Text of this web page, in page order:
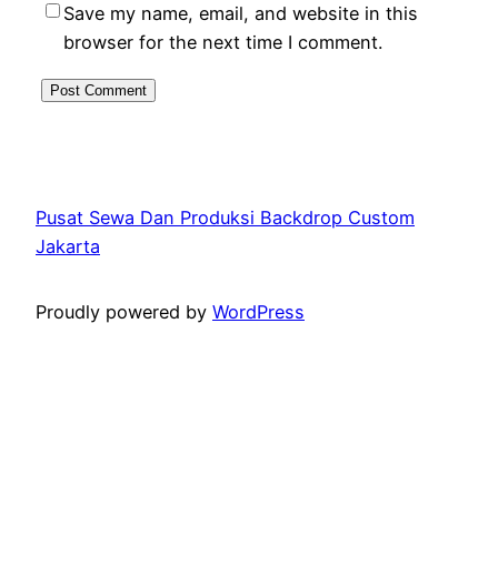
Save my name, email, and website in this
browser for the next time I comment.
Pusat Sewa Dan Produksi Backdrop Custom
Jakarta
Proudly powered by WordPress